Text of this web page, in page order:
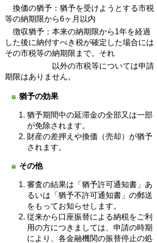
換価の猶予：猶予を受けようとする市税
等の納期限から6ヶ月以内
徴収猶予：本来の納期限から1年を経過
した後に納付すべき税が確定した場合には
その市税等の納期限まで。それ
以外の市税等については申請
期限はありません。
猶予の効果
猶予期間中の延滞金の全部又は一部
が免除されます。
財産の差押えや換価（売却）が猶予
されます。
その他
審査の結果は「猶予許可通知書」あ
るいは「猶予不許可通知書」の郵送
をもってお知らせします。
従来から口座振替による納税をご利
用の方につきましては、申請の時期
により、各金融機関の振替停止の処